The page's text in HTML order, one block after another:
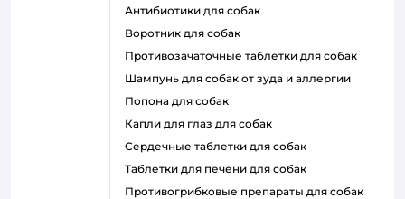
антибиотики для собак
воротник для собак
противозачаточные таблетки для собак
шампунь для собак от зуда и аллергии
попона для собак
капли для глаз для собак
сердечные таблетки для собак
таблетки для печени для собак
противогрибковые препараты для собак